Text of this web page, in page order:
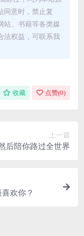
同意时，禁止复
站、书籍等各类媒
法权益，可联系我
收藏 点赞(0)
上一篇
后陪你路过全世界
欢你？